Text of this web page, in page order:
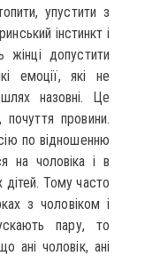
упустити з
інстинкт і
допустити
емоції, які не
назовні. Це
почуття провини.
по відношенню
на чоловіка і в
Тому часто
з чоловіком і
пару, то
ані чоловік, ані